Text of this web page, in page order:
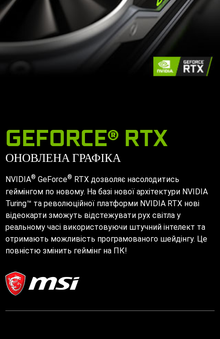
GEFORCE® RTX
ОНОВЛЕНА ГРАФІКА
NVIDIA® GeForce® RTX дозволяє насолодитись
геймінгом по новому. На базі нової архітектури NVIDIA
Turing™ та революційної платформи NVIDIA RTX нові
відеокарти зможуть відстежувати рух світла у
реальному часі використовуючи штучний інтелект та
отримають можливість програмованого шейдінгу. Це
повністю змінить геймінг на ПК!